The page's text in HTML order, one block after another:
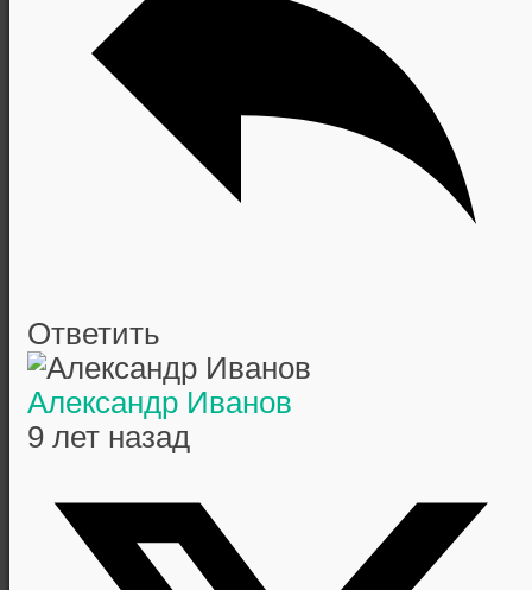
Ответить
Александр Иванов
9 лет назад